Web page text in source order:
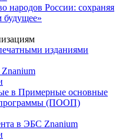
народов России: сохраняя
будущее»
изданиями
в Примерные основные
программы (ПООП)
в ЭБС Znanium